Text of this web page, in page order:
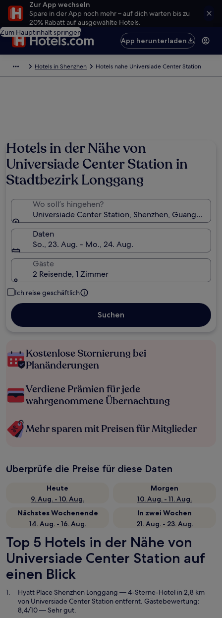
Zur App wechseln
Spare in der App noch mehr – auf dich warten bis zu
20% Rabatt auf ausgewählte Hotels.
Zum Hauptinhalt springen
App herunterladen
Hotels in Shenzhen Hotels nahe Universiade Center Station
Hotels in der Nähe von
Universiade Center Station in
Stadtbezirk Longgang
Wo soll’s hingehen?
Universiade Center Station, Shenzhen, Guangdong,
Daten
So., 23. Aug. - Mo., 24. Aug.
Gäste
2 Reisende, 1 Zimmer
Ich reise geschäftlich
Suchen
Kostenlose Stornierung bei
Planänderungen
Verdiene Prämien für jede
wahrgenommene Übernachtung
Mehr sparen mit Preisen für Mitglieder
Überprüfe die Preise für diese Daten
Heute
9. Aug. - 10. Aug.
Morgen
10. Aug. - 11. Aug.
Nächstes Wochenende
14. Aug. - 16. Aug.
In zwei Wochen
21. Aug. - 23. Aug.
Top 5 Hotels in der Nähe von
Universiade Center Station auf
einen Blick
Hyatt Place Shenzhen Longgang — 4-Sterne-Hotel in 2,8 km
von Universiade Center Station entfernt. Gästebewertung:
8,4/10 — Sehr gut.